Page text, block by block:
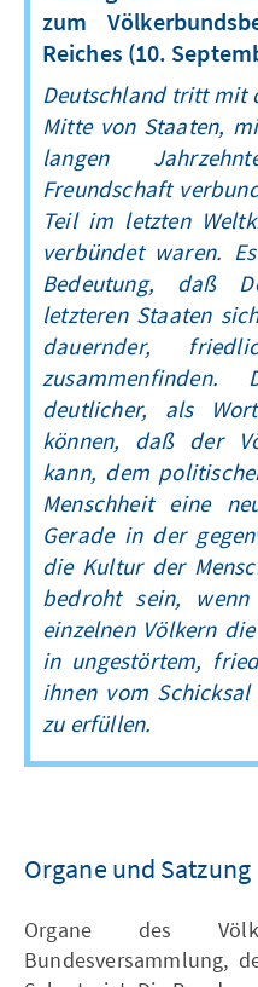
zum
Reiches (10.
Deutschland tritt mit
Mitte von Staaten,
langen
Freundschaft
Teil im letzten
verbündet waren.
Bedeutung, daß
letzteren Staaten
dauernder,
zusammenfinden.
deutlicher, als
können, daß der
kann, dem
Menschheit eine
Gerade in der
die Kultur der
bedroht sein,
einzelnen Völkern
in ungestörtem,
ihnen vom Schicksal
zu erfüllen.
Organe und Satzung
Organe des
Bundesversammlung,